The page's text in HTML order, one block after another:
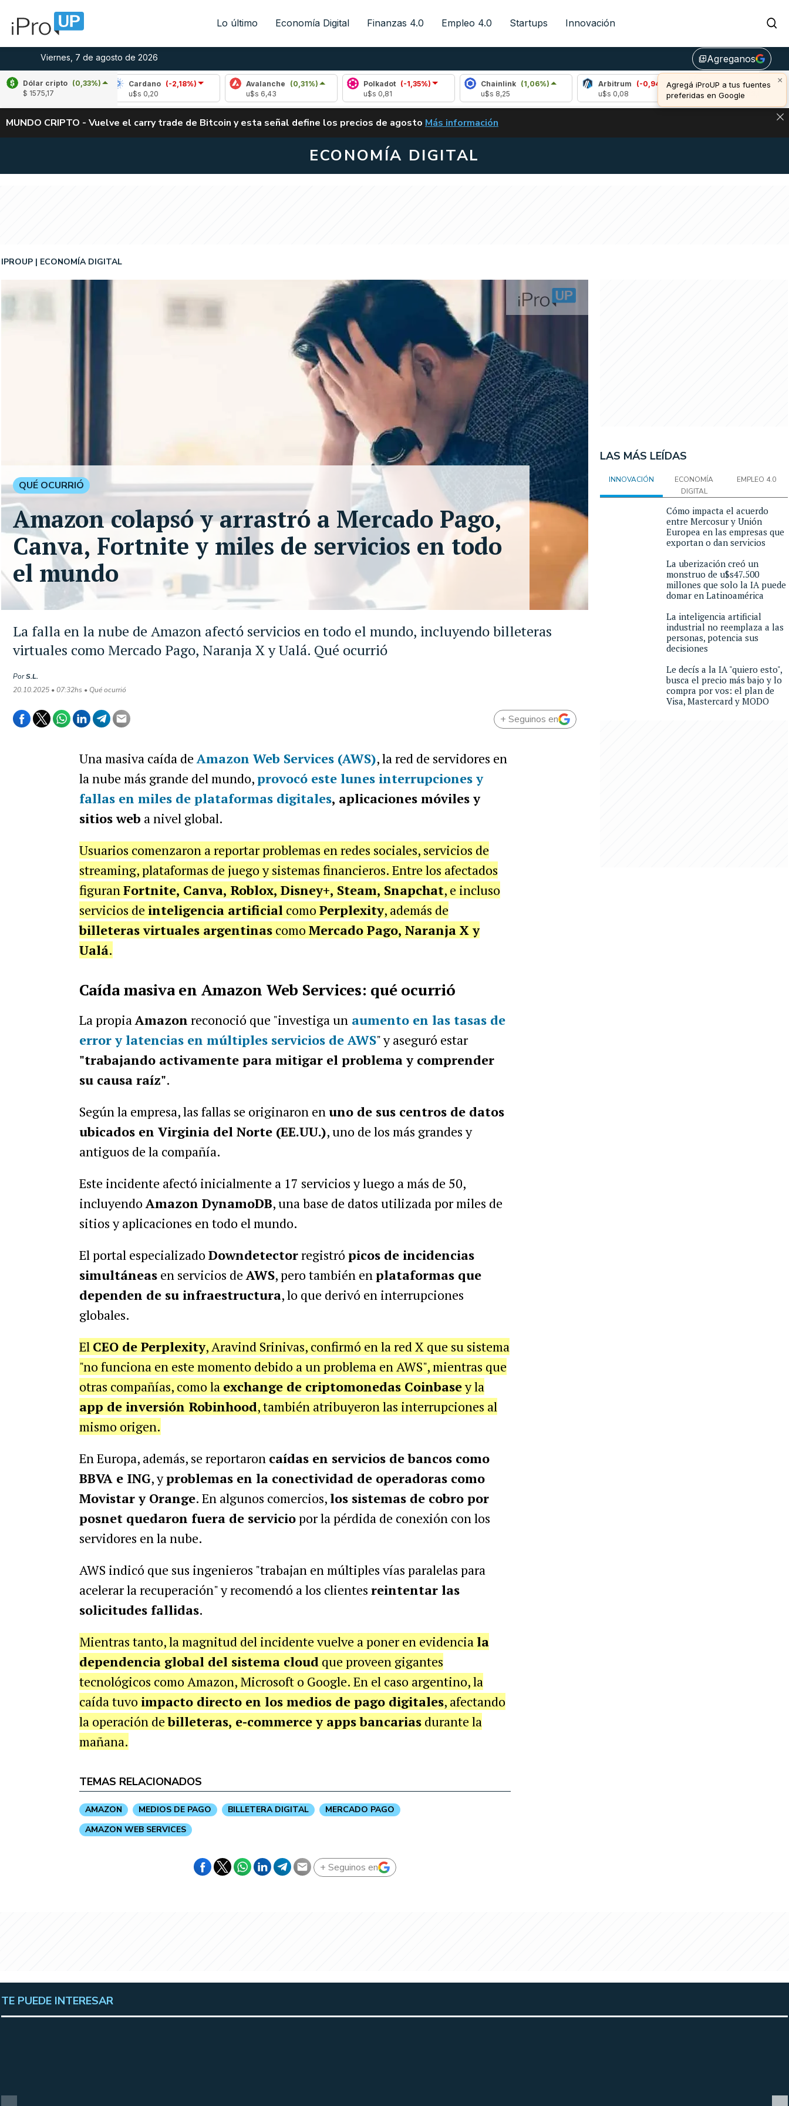
Lo último Economía Digital Finanzas 4.0 Empleo 4.0 Startups Innovación
Viernes, 7 de agosto de 2026 library_addAgreganos
×
Agregá iProUP a tus fuentes
preferidas en Google
Dólar cripto (0,33%)
$ 1575,17
(-1,98%)
Cardano
(-2,18%)
Avalanche (0,31%)
Polkadot
(-1,35%)
Chainlink (1,06%)
Arbitrum (-0,94%)
Bitcoin (0,24%)
u$s 64.903,00
ALERTA
MUNDO CRIPTO - Vuelve el carry trade de Bitcoin y esta señal define los precios de agosto VUELVE EL CARRY TRADE DE BITCOIN Y ESTA SEÑAL DEFINE LOS PRECIOS DE
Más información
ECONOMÍA DIGITAL
La falla en la nube de Amazon afectó servicios en todo el mundo, incluyendo billeteras
virtuales como Mercado Pago, Naranja X y Ualá. Qué ocurrió
IPROUP ECONOMÍA DIGITAL
PorS.L.
20.10.2025 • 07:32hs • Qué ocurrió
QUÉ OCURRIÓ
Amazon colapsó y arrastró a Mercado Pago,
Canva, Fortnite y miles de servicios en todo
el mundo
+ Seguinos en
Una masiva caída deAmazon Web Services (AWS), la red de servidores en
la nube más grande del mundo,provocó este lunes interrupciones y
fallas en miles de plataformas digitales, aplicaciones móviles y
sitios web a nivel global.
Usuarios comenzaron a reportar problemas en redes sociales, servicios de
streaming, plataformas de juego y sistemas financieros. Entre los afectados
figuranFortnite, Canva, Roblox, Disney+, Steam, Snapchat, e incluso
servicios de inteligencia artificial como Perplexity, además de
billeteras virtuales argentinascomo Mercado Pago, Naranja X y
Ualá.
Caída masiva en Amazon Web Services: qué ocurrió
La propiaAmazon reconoció que "investiga unaumento en las tasas de
error y latencias en múltiples servicios de AWS" y aseguró estar
"trabajando activamente para mitigar el problema y comprender
su causa raíz".
Según la empresa, las fallas se originaron enuno de sus centros de datos
ubicados en Virginia del Norte (EE.UU.), uno de los más grandes y
antiguos de la compañía.
Este incidente afectó inicialmente a 17 servicios y luego a más de 50,
incluyendoAmazon DynamoDB, una base de datos utilizada por miles de
sitios y aplicaciones en todo el mundo.
El portal especializado Downdetectorregistró picos de incidencias
simultáneasen servicios deAWS, pero también enplataformas que
dependen de su infraestructura, lo que derivó en interrupciones
globales.
El CEO de Perplexity, Aravind Srinivas, confirmó en la red X que su sistema
"no funciona en este momento debido a un problema en AWS", mientras que
otras compañías, como la exchange de criptomonedas Coinbasey la
app de inversión Robinhood, también atribuyeron las interrupciones al
mismo origen.
En Europa, además, se reportaron caídas en servicios de bancos como
BBVA e ING, yproblemas en la conectividad de operadoras como
Movistar y Orange. En algunos comercios,los sistemas de cobro por
posnet quedaron fuera de serviciopor la pérdida de conexión con los
servidores en la nube.
AWS indicó que sus ingenieros "trabajan en múltiples vías paralelas para
acelerar la recuperación" y recomendó a los clientes reintentar las
solicitudes fallidas.
Mientras tanto, la magnitud del incidente vuelve a poner en evidenciala
dependencia global del sistema cloudque proveen gigantes
tecnológicos como Amazon, Microsoft o Google. En el caso argentino, la
caída tuvo impacto directo en los medios de pago digitales, afectando
la operación debilleteras, e-commerce y apps bancariasdurante la
mañana.
TEMAS RELACIONADOS
AMAZON MEDIOS DE PAGO BILLETERA DIGITAL
MERCADO PAGO
AMAZON WEB SERVICES
+ Seguinos en
LAS MÁS LEÍDAS
INNOVACIÓN
ECONOMÍA
DIGITAL
EMPLEO 4.0
Cómo impacta el acuerdo
entre Mercosur y Unión
Europea en las empresas que
exportan o dan servicios
La uberización creó un
monstruo de u$s47.500
millones que solo la IA puede
domar en Latinoamérica
La inteligencia artificial
industrial no reemplaza a las
personas, potencia sus
decisiones
Le decís a la IA "quiero esto",
busca el precio más bajo y lo
compra por vos: el plan de
Visa, Mastercard y MODO
TE PUEDE INTERESAR